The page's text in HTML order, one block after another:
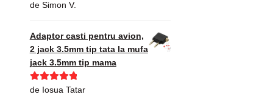
Evaluat la
de Simon V.
Adaptor casti pentru avion,
2 jack 3.5mm tip tata la mufa
jack 3.5mm tip mama
Evaluat la5
de Iosua Tatar